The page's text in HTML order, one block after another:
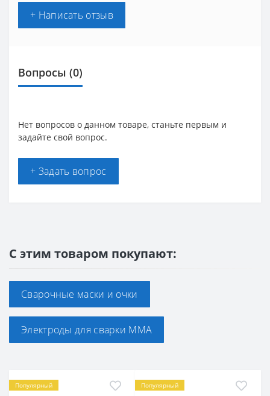
+ Написать отзыв
Вопросы (0)
Нет вопросов о данном товаре, станьте первым и
задайте свой вопрос.
+ Задать вопрос
С этим товаром покупают:
Сварочные маски и очки
Электроды для сварки ММА
Популярный Популярный